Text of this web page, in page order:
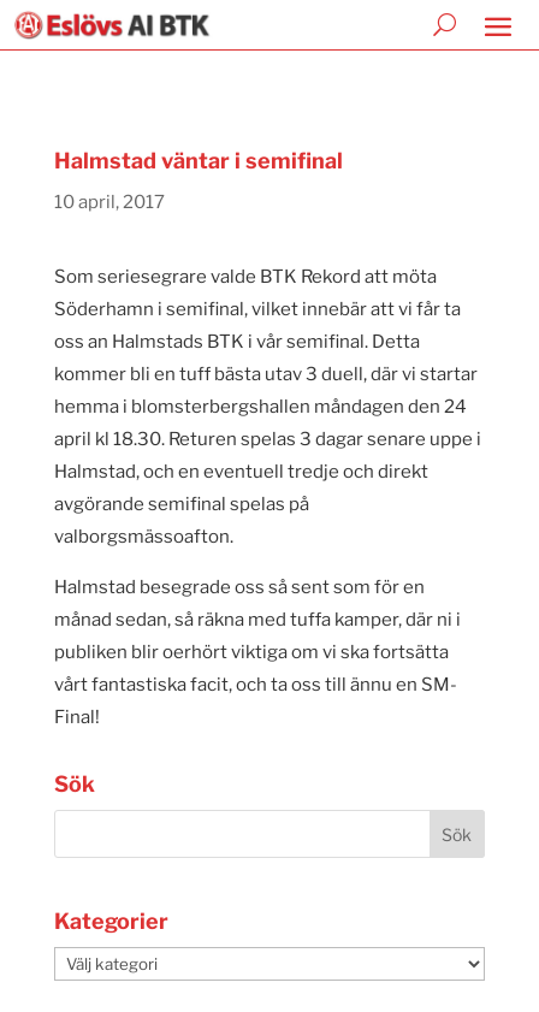
Halmstad väntar i semifinal
10 april, 2017
Som seriesegrare valde BTK Rekord att möta
Söderhamn i semifinal, vilket innebär att vi får ta
oss an Halmstads BTK i vår semifinal. Detta
kommer bli en tuff bästa utav 3 duell, där vi startar
hemma i blomsterbergshallen måndagen den 24
april kl 18.30. Returen spelas 3 dagar senare uppe i
Halmstad, och en eventuell tredje och direkt
avgörande semifinal spelas på
valborgsmässoafton.
Halmstad besegrade oss så sent som för en
månad sedan, så räkna med tuffa kamper, där ni i
publiken blir oerhört viktiga om vi ska fortsätta
vårt fantastiska facit, och ta oss till ännu en SM-
Final!
Sök
Kategorier
Kategorier